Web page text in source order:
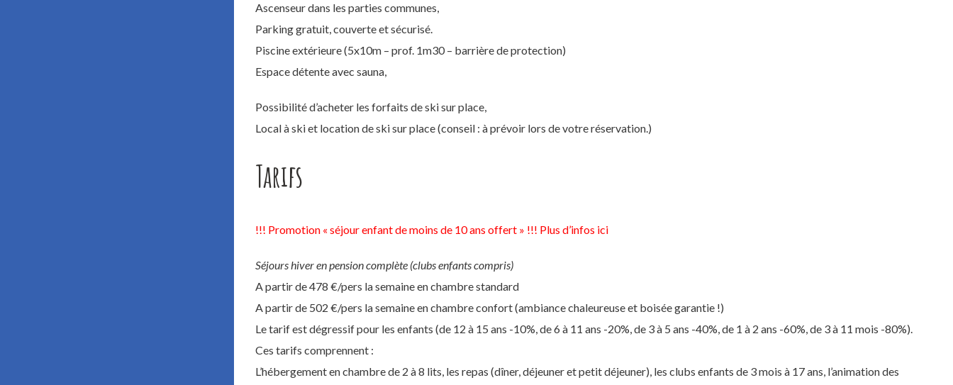
Ascenseur dans les parties communes,
Parking gratuit, couverte et sécurisé.
Piscine extérieure (5x10m – prof. 1m30 – barrière de protection)
Espace détente avec sauna,
Possibilité d’acheter les forfaits de ski sur place,
Local à ski et location de ski sur place (conseil : à prévoir lors de votre réservation.)
Tarifs
!!! Promotion « séjour enfant de moins de 10 ans offert » !!! Plus d’infos ici
Séjours hiver en pension complète (clubs enfants compris)
A partir de 478 €/pers la semaine en chambre standard
A partir de 502 €/pers la semaine en chambre confort (ambiance chaleureuse et boisée garantie !)
Le tarif est dégressif pour les enfants (de 12 à 15 ans -10%, de 6 à 11 ans -20%, de 3 à 5 ans -40%, de 1 à 2 ans -60%, de 3 à 11 mois -80%).
Ces tarifs comprennent :
L’hébergement en chambre de 2 à 8 lits, les repas (dîner, déjeuner et petit déjeuner), les clubs enfants de 3 mois à 17 ans, l’animation des